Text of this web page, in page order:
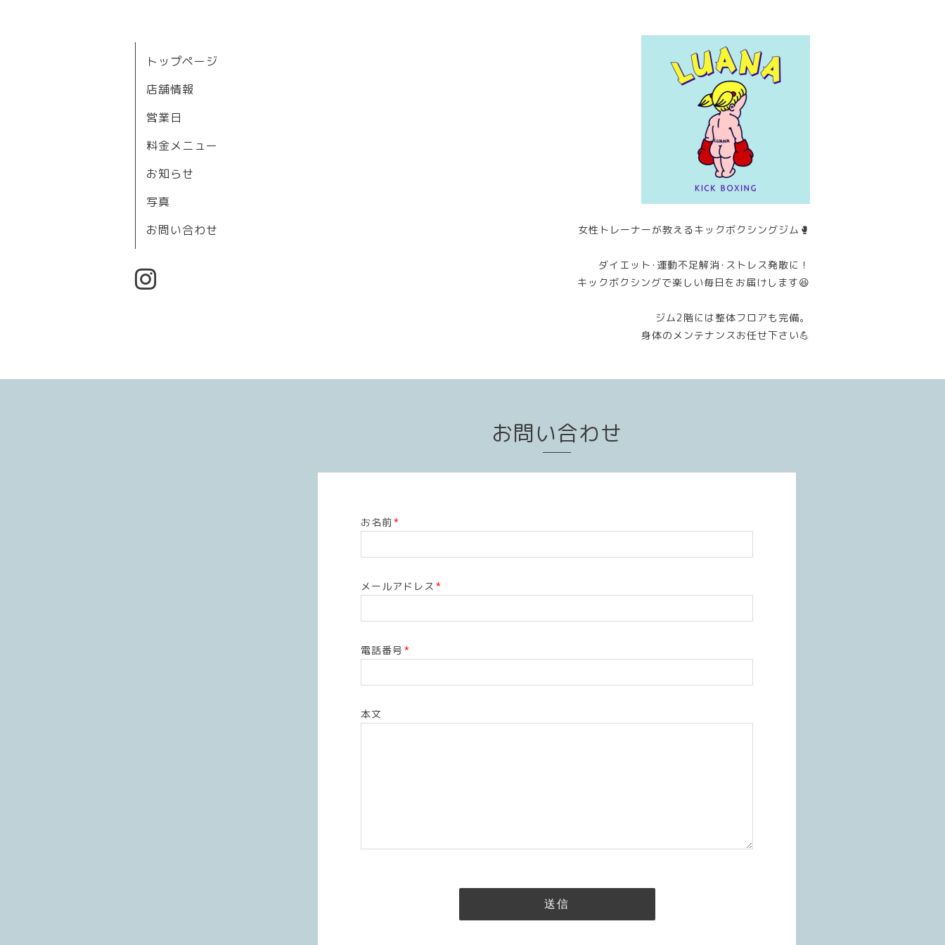
女性トレーナーが教えるキックボクシングジム🥊
ダイエット･運動不足解消･ストレス発散に！
キックボクシングで楽しい毎日をお届けします😆
ジム2階には整体フロアも完備。
身体のメンテナンスお任せ下さい💪
トップページ
店舗情報
営業日
料金メニュー
お知らせ
写真
お問い合わせ
お問い合わせ
お名前*
メールアドレス *
電話番号 *
本文